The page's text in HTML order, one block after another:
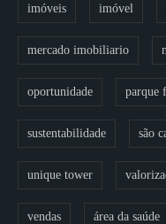
imóveis imóvel
mercado imobiliario
oportunidade parque
sustentabilidade são
unique tower
vendas área da saúde